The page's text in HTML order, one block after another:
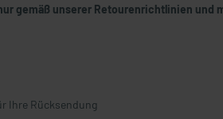
gemäß unserer Retourenrichtlinien und
Ihre Rücksendung